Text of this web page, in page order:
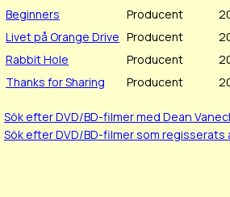
Beginners
Producent
Livet på Orange Drive Producent
Rabbit Hole
Producent
Thanks for Sharing
Producent
Sök efter DVD/BD-filmer med Dean
Sök efter DVD/BD-filmer som regisserats